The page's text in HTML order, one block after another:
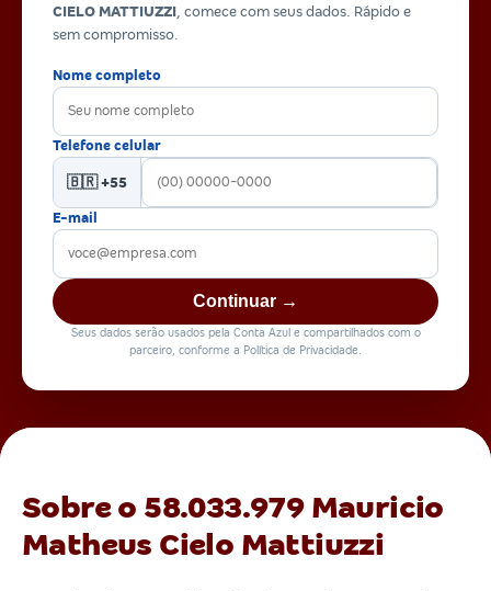
CIELO MATTIUZZI, comece com seus dados. Rápido e
sem compromisso.
Nome completo
Telefone celular
🇧🇷 +55
E-mail
Continuar →
Seus dados serão usados pela Conta Azul e compartilhados com o
parceiro, conforme a Política de Privacidade.
Sobre o 58.033.979 Mauricio
Matheus Cielo Mattiuzzi